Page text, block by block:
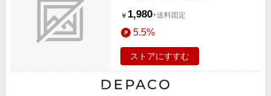
￥ 1,980+送料固定
5.5%
ストアにすすむ